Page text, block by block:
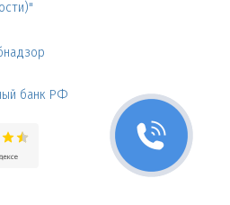
банк РФ